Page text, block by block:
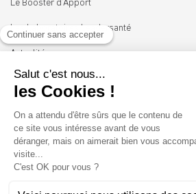
Le Booster d’Apport
Les Laboratoires Leadersanté
Actualités
Nous rejoindre
92100 BOULOGNE-BILLANCOURT
01 41 05 45 62
contact@leadersante.fr